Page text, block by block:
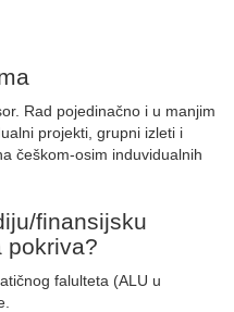
Rad pojedinačno i u manjim
projekti, grupni izleti i
češkom-osim induvidualnih
finansijsku
pokriva?
falulteta (ALU u